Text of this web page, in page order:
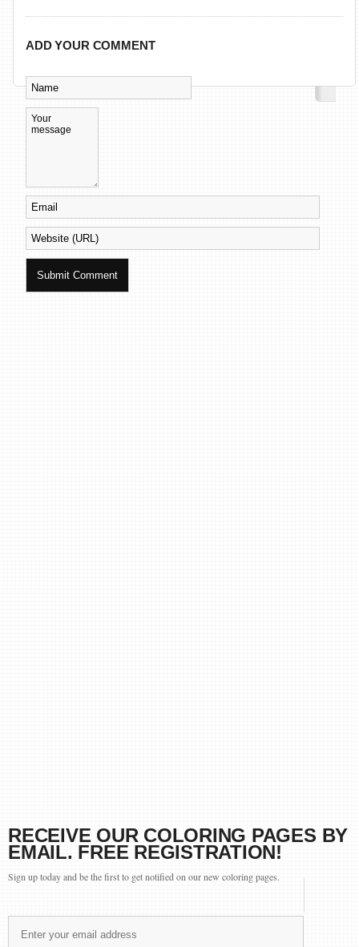
ADD YOUR COMMENT
RECEIVE OUR COLORING PAGES BY
EMAIL. FREE REGISTRATION!
Sign up today and be the first to get notified on our new coloring pages.